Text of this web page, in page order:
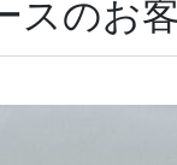
ースのお